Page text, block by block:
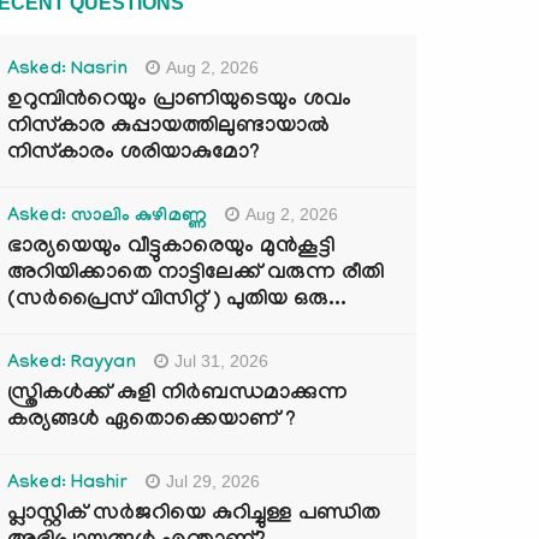
Asked: Nasrin Aug 2, 2026
ഉറുമ്പിന്‍റെയും പ്രാണിയുടെയും ശവം
നിസ്കാര കുപ്പായത്തിലുണ്ടായാൽ
നിസ്കാരം ശരിയാകുമോ?
Asked: സാലിം കുഴിമണ്ണ Aug 2, 2026
ഭാര്യയെയും വീട്ടുകാരെയും മുൻകൂട്ടി
അറിയിക്കാതെ നാട്ടിലേക്ക് വരുന്ന രീതി
(സർപ്രൈസ് വിസിറ്റ് ) പുതിയ ഒരു...
Asked: Rayyan Jul 31, 2026
സ്ത്രികൾക്ക് കുളി നിർബന്ധമാക്കുന്ന
കര്യങ്ങൾ ഏതൊക്കെയാണ് ?
Asked: Hashir Jul 29, 2026
പ്ലാസ്റ്റിക് സർജറിയെ കുറിച്ചുള്ള പണ്ഡിത